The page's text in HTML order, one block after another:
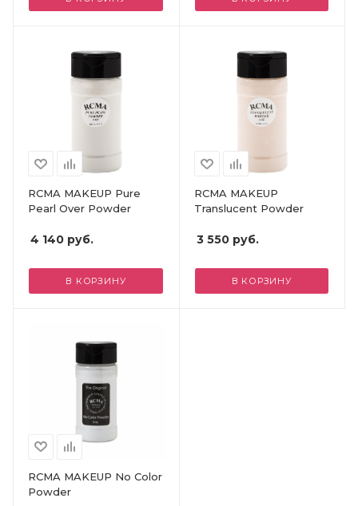
RCMA MAKEUP Pure
Pearl Over Powder
4 140 руб.
В КОРЗИНУ
RCMA MAKEUP
Translucent Powder
3 550руб.
В КОРЗИНУ
RCMA MAKEUP No Color
Powder